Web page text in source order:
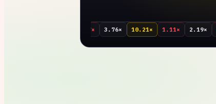
2.19×
1.11×
10.21×
3.76×
1.07×